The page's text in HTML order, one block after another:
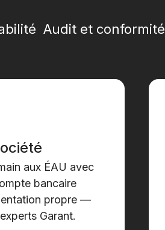
Audit et conformité
aux ÉAU avec
bancaire
propre —
Garant.